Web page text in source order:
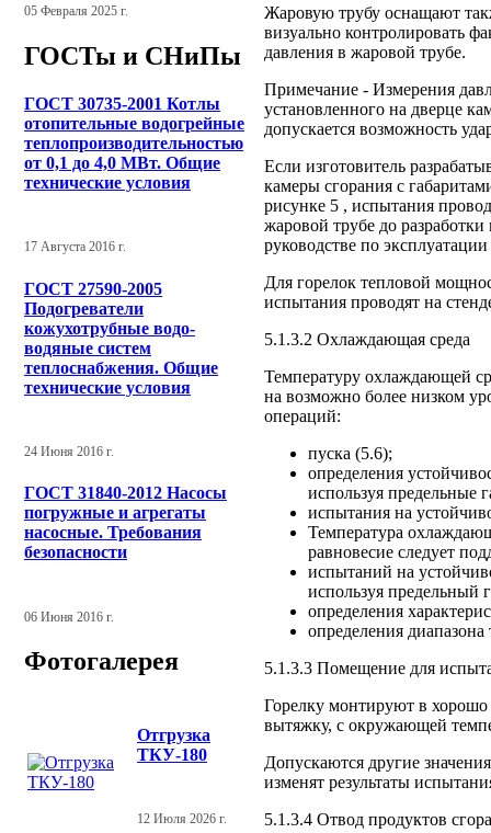
05 Февраля 2025 г.
ГОСТы и СНиПы
ГОСТ 30735-2001 Котлы
отопительные водогрейные
теплопроизводительностью
от 0,1 до 4,0 МВт. Общие
технические условия
17 Августа 2016 г.
ГОСТ 27590-2005
Подогреватели
кожухотрубные водо-
водяные систем
теплоснабжения. Общие
технические условия
24 Июня 2016 г.
ГОСТ 31840-2012 Насосы
погружные и агрегаты
насосные. Требования
безопасности
06 Июня 2016 г.
Фотогалерея
Отгрузка
ТКУ-180
12 Июля 2026 г.
Жаровую трубу оснащают
визуально контролировать
давления в жаровой трубе.
Примечание - Измерения
установленного на дверце
допускается возможность
Если изготовитель
камеры сгорания с
рисунке 5 , испытания
жаровой трубе до
руководстве по
Для горелок тепловой
испытания проводят на
5.1.3.2 Охлаждающая среда
Температуру охлаждающей
на возможно более низком
операций:
пуска (5.6);
определения
используя предельные
испытания на
Температура
равновесие следует
испытаний на
используя предельный
определения
определения
5.1.3.3 Помещение для
Горелку монтируют в
вытяжку, с окружающей
Допускаются другие
изменят результаты
5.1.3.4 Отвод продуктов